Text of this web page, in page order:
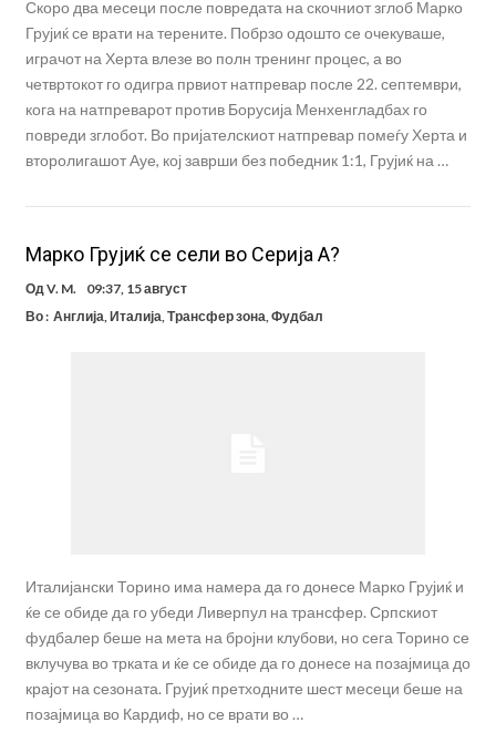
Скоро два месеци после повредата на скочниот зглоб Марко
Грујиќ се врати на терените. Побрзо одошто се очекуваше,
играчот на Херта влезе во полн тренинг процес, а во
четвртокот го одигра првиот натпревар после 22. септември,
кога на натпреварот против Борусија Менхенгладбах го
повреди зглобот. Во пријателскиот натпревар помеѓу Херта и
второлигашот Ауе, кој заврши без победник 1:1, Грујиќ на …
Марко Грујиќ се сели во Серија А?
ОдV. M.
09:37, 15 август
Во : Англија,Италија,Трансфер зона,Фудбал
Италијански Торино има намера да го донесе Марко Грујиќ и
ќе се обиде да го убеди Ливерпул на трансфер. Српскиот
фудбалер беше на мета на бројни клубови, но сега Торино се
вклучува во трката и ќе се обиде да го донесе на позајмица до
крајот на сезоната. Грујиќ претходните шест месеци беше на
позајмица во Кардиф, но се врати во …